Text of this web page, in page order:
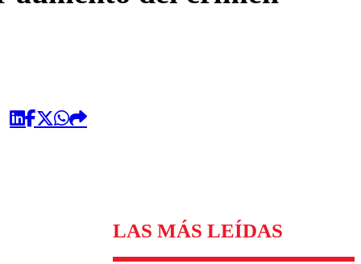
LAS MÁS LEÍDAS